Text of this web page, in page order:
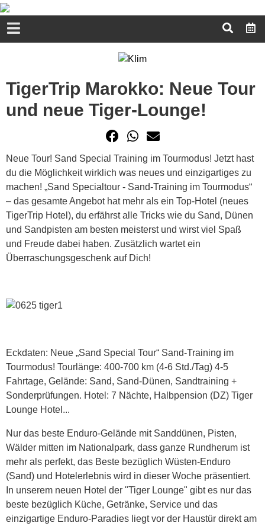
TigerTrip Marokko: Neue Tour
und neue Tiger-Lounge!
Neue Tour! Sand Special Training im Tourmodus! Jetzt hast
du die Möglichkeit wirklich was neues und einzigartiges zu
machen! „Sand Specialtour - Sand-Training im Tourmodus“
– das gesamte Angebot hat mehr als ein Top-Hotel (neues
TigerTrip Hotel), du erfährst alle Tricks wie du Sand, Dünen
und Sandpisten am besten meisterst und wirst viel Spaß
und Freude dabei haben. Zusätzlich wartet ein
Überraschungsgeschenk auf Dich!
Eckdaten: Neue „Sand Special Tour“ Sand-Training im
Tourmodus! Tourlänge: 400-700 km (4-6 Std./Tag) 4-5
Fahrtage, Gelände: Sand, Sand-Dünen, Sandtraining +
Sonderprüfungen. Hotel: 7 Nächte, Halbpension (DZ) Tiger
Lounge Hotel...
Nur das beste Enduro-Gelände mit Sanddünen, Pisten,
Wälder mitten im Nationalpark, dass ganze Rundherum ist
mehr als perfekt, das Beste bezüglich Wüsten-Enduro
(Sand) und Hotelerlebnis wird in dieser Woche präsentiert.
In unserem neuen Hotel der "Tiger Lounge" gibt es nur das
beste bezüglich Küche, Getränke, Service und das
einzigartige Enduro-Paradies liegt vor der Haustür direkt am